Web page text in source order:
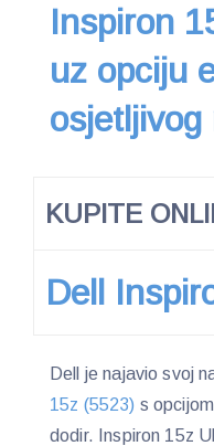
Inspiron
uz opciju
osjetljivog
KUPITE
Dell
Dell je najavio svoj
15z (5523) s
dodir. Inspiron 15z